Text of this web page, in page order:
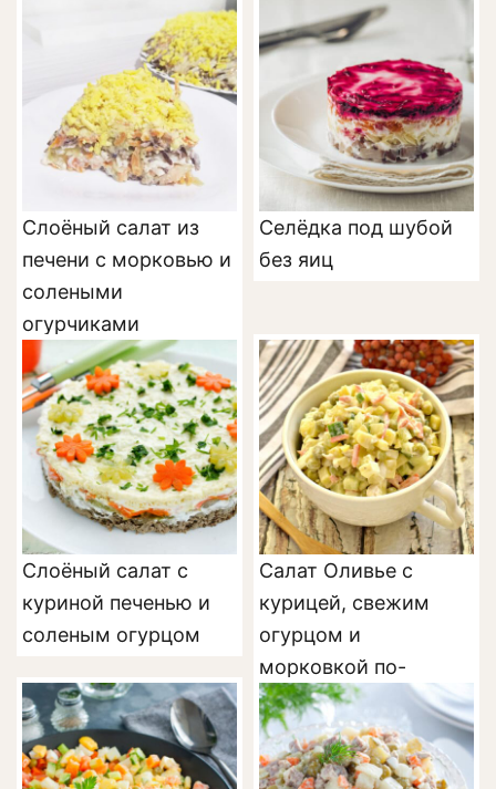
Слоёный салат из
печени с морковью и
солеными
огурчиками
Селёдка под шубой
без яиц
Слоёный салат с
куриной печенью и
соленым огурцом
Салат Оливье с
курицей, свежим
огурцом и
морковкой по-
корейски